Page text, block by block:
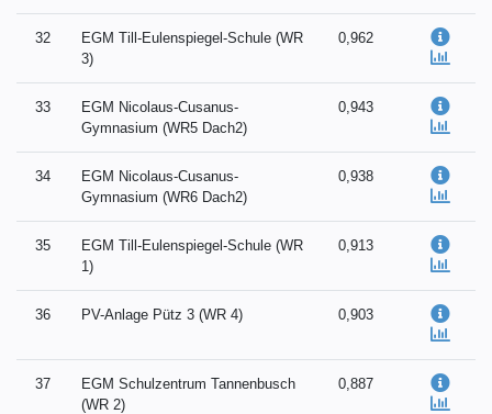
32
EGM Till-Eulenspiegel-Schule (WR
3)
0,962
33
EGM Nicolaus-Cusanus-
Gymnasium (WR5 Dach2)
0,943
34
EGM Nicolaus-Cusanus-
Gymnasium (WR6 Dach2)
0,938
35
EGM Till-Eulenspiegel-Schule (WR
1)
0,913
36 PV-Anlage Pütz 3 (WR 4) 0,903
37
EGM Schulzentrum Tannenbusch
(WR 2)
0,887